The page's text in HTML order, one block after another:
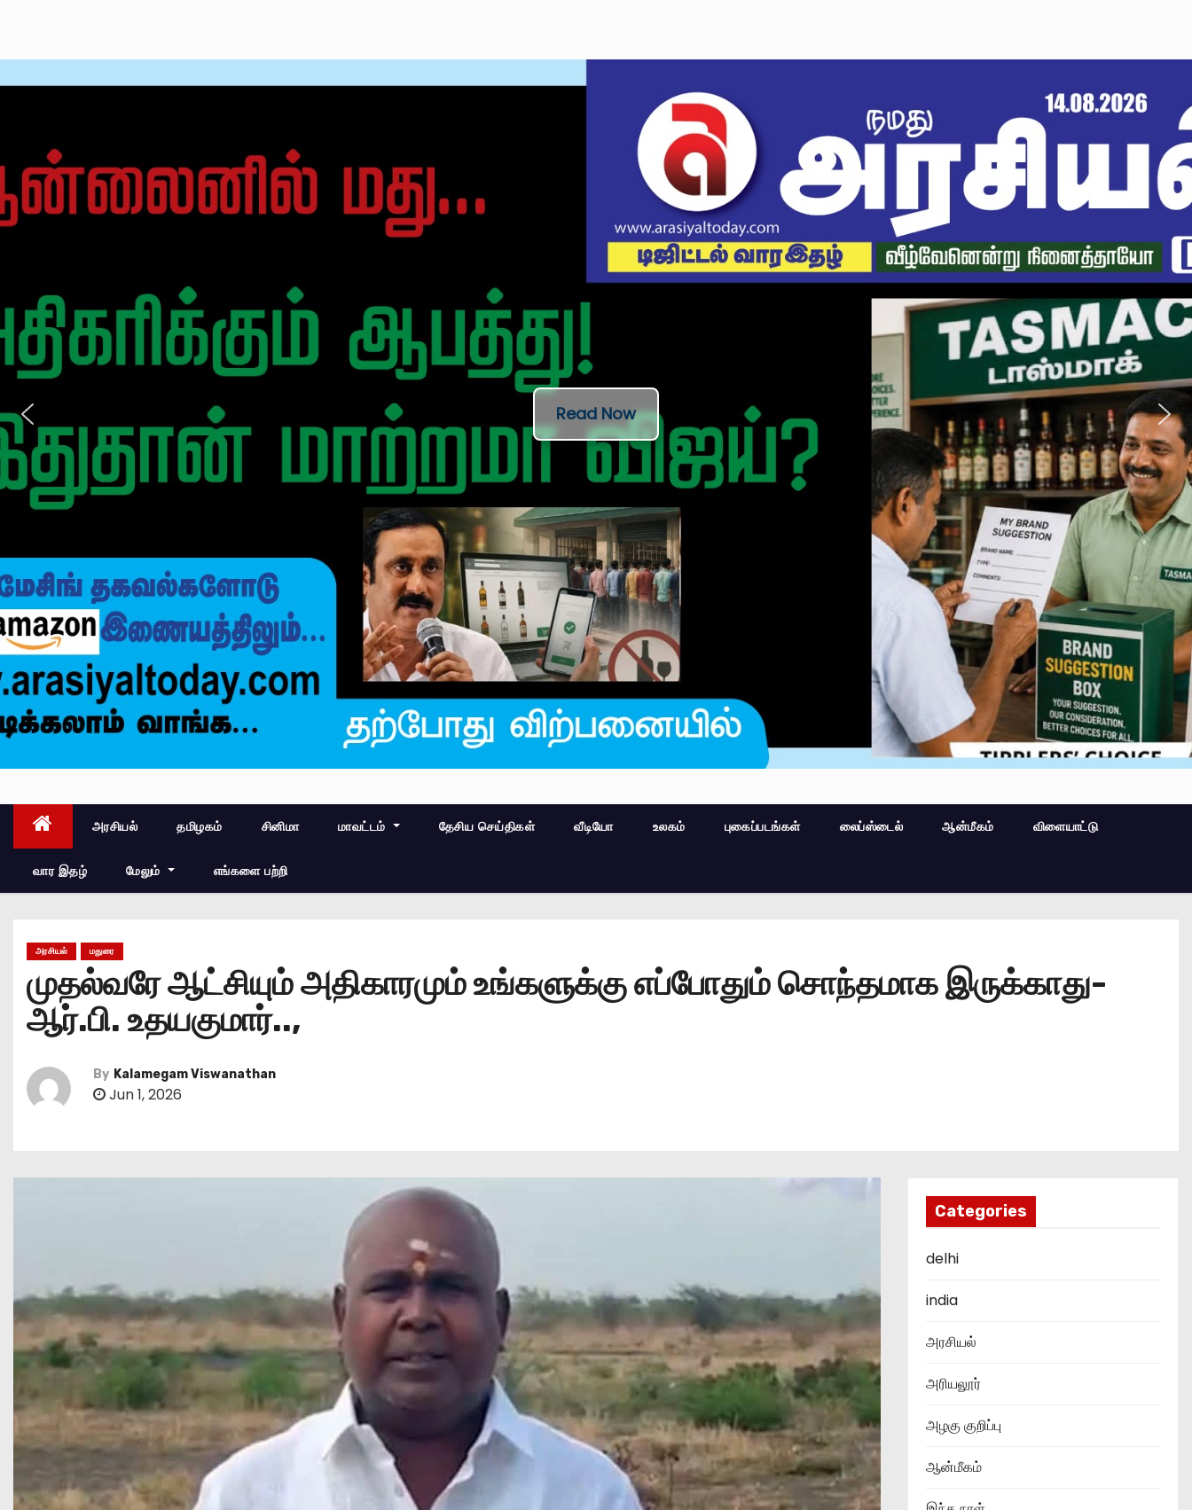
Read Now
அரசியல் தமிழகம் சினிமா மாவட்டம் தேசிய செய்திகள் வீடியோ உலகம் புகைப்படங்கள் லைப்ஸ்டைல் ஆன்மீகம் விளையாட்டு
வார இதழ் மேலும் எங்களை பற்றி
அரசியல் மதுரை
முதல்வரே ஆட்சியும் அதிகாரமும் உங்களுக்கு எப்போதும் சொந்தமாக இருக்காது-
ஆர்.பி. உதயகுமார்..,
By Kalamegam Viswanathan
Jun 1, 2026
Categories
delhi
india
அரசியல்
அரியலூர்
அழகு குறிப்பு
ஆன்மீகம்